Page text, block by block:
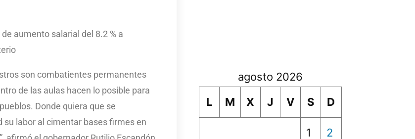
aumento salarial del 8.2 % a
son combatientes permanentes
de las aulas hacen lo posible para
Donde quiera que se
su labor al cimentar bases firmes en
agosto 2026
L
M X J V S D
1 2